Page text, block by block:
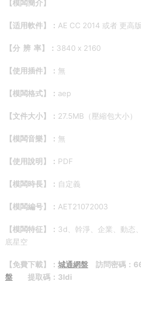
【模闆簡介】
【适用軟件】： AE CC 2014 或者 更高
【分 辨 率】： 3840 x 2160
【使用插件】： 無
【模闆格式】： aep
【文件大小】： 27.5MB（壓縮包大小）
【模闆音樂】： 無
【使用說明】： PDF
【模闆時長】： 自定義
【模闆編号】： AET21072003
【模闆特征】： 3d、幹淨、企業、動态
底星空
【免費下載】： 城通網盤 訪問密
盤 提取碼：3ldi